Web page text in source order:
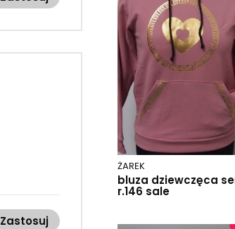
Zastosuj
ŻAREK
bluza dziewczęca
r.146 sale